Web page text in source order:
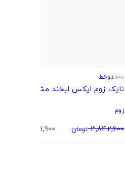
دوخط
نایک زوم ایکس لبخند مشکی
زوم
3,842,600 تومان 2,629,900